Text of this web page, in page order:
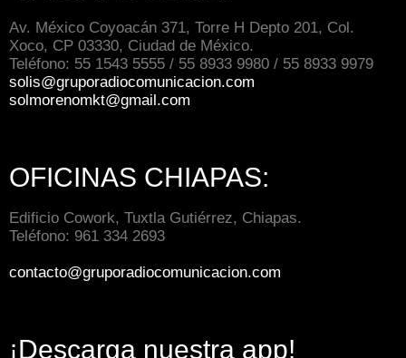
Av. México Coyoacán 371, Torre H Depto 201, Col.
Xoco, CP 03330, Ciudad de México.
Teléfono: 55 1543 5555 / 55 8933 9980 / 55 8933 9979
solis@gruporadiocomunicacion.com
solmorenomkt@gmail.com
OFICINAS CHIAPAS:
Edificio Cowork, Tuxtla Gutiérrez, Chiapas.
Teléfono: 961 334 2693
contacto@gruporadiocomunicacion.com
¡Descarga nuestra app!